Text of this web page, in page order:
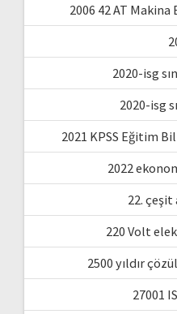
2006 42 AT
2020-isg
2020-isg
2021 KPSS Eğitim
2022
22.
220 Volt
2500 yıldır
27001